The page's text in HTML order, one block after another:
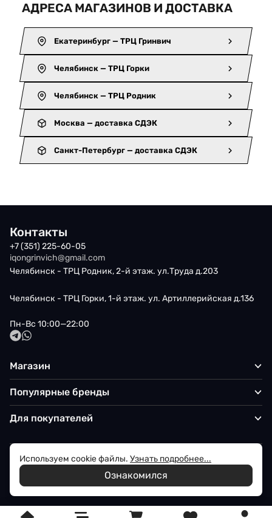
АДРЕСА МАГАЗИНОВ И ДОСТАВКА
Екатеринбург — ТРЦ Гринвич
Челябинск — ТРЦ Горки
Челябинск — ТРЦ Родник
Москва — доставка СДЭК
Санкт-Петербург — доставка СДЭК
Контакты
+7 (351) 225-60-05
iqongrinvich@gmail.com
Челябинск - ТРЦ Родник, 2-й этаж. ул.Труда д.203
Челябинск - ТРЦ Горки, 1-й этаж. ул. Артиллерийская д.136
Пн-Вс 10:00—22:00
Магазин
Популярные бренды
Для покупателей
© 2026 Iqon - Магазин вашего стиля
Политика обработки персональных данных
Используем cookie файлы. Узнать подробнее...
Ознакомился